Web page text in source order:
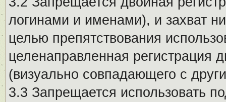
логинами и именами), и захват
целью препятствования
целенаправленная регистрация
(визуально совпадающего с
3.3 Запрещается использовать